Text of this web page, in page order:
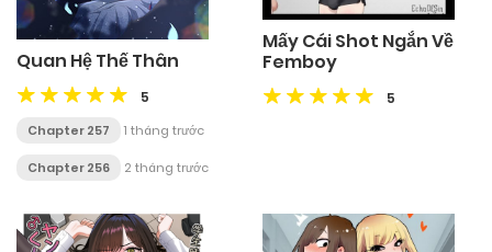
Quan Hệ Thế Thân
5
Chapter 257 1 tháng trước
Chapter 256 2 tháng trước
Mấy Cái Shot Ngắn Về
Femboy
5